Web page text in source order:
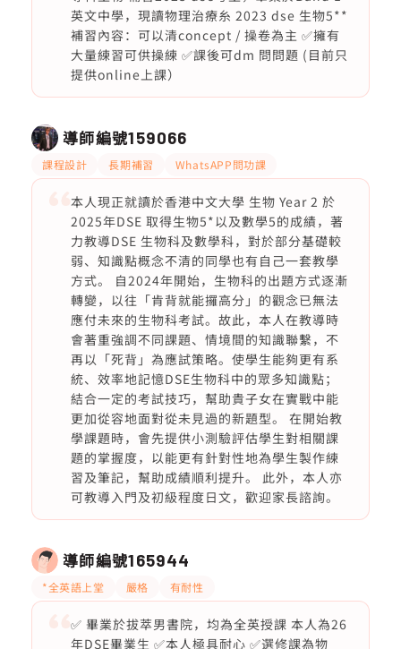
英文中學，現讀物理治療糸 2023 dse 生物5**
補習內容：可以清concept / 操卷為主 ✅擁有
大量練習可供操練 ✅課後可dm 問問題 (目前只
提供online上課）
導師編號159066
課程設計 長期補習 WhatsAPP問功課
本人現正就讀於香港中文大學 生物 Year 2 於
2025年DSE 取得生物5*以及數學5的成績，著
力教導DSE 生物科及數學科，對於部分基礎較
弱、知識點概念不清的同學也有自己一套教學
方式。 自2024年開始，生物科的出題方式逐漸
轉變，以往「肯背就能攞高分」的觀念已無法
應付未來的生物科考試。故此，本人在教導時
會著重強調不同課題、情境間的知識聯繫，不
再以「死背」為應試策略。使學生能夠更有系
統、效率地記憶DSE生物科中的眾多知識點；
結合一定的考試技巧，幫助貴子女在實戰中能
更加從容地面對從未見過的新題型。 在開始教
學課題時，會先提供小測驗評估學生對相關課
題的掌握度，以能更有針對性地為學生製作練
習及筆記，幫助成績順利提升。 此外，本人亦
可教導入門及初級程度日文，歡迎家長諮詢。
導師編號165944
*全英語上堂 嚴格 有耐性
✅ 畢業於拔萃男書院，均為全英授課 本人為26
年DSE畢業生 ✅本人極具耐心 ✅選修課為物